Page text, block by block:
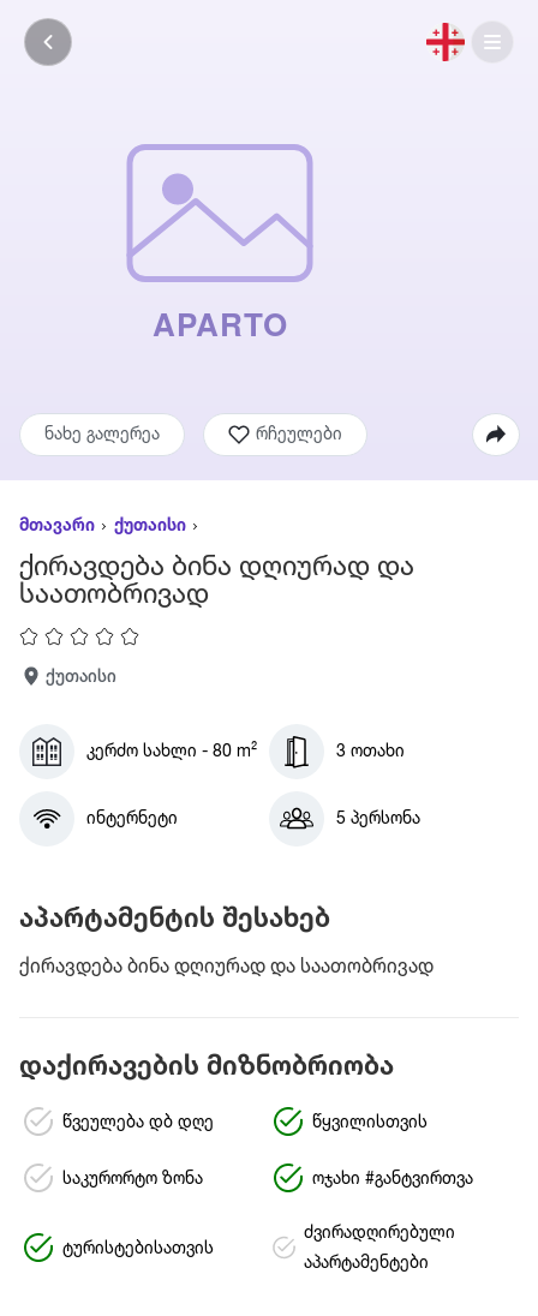
ნახე გალერეა რჩეულები
მთავარი ქუთაისი
ქირავდება ბინა დღიურად და
საათობრივად
ქუთაისი
კერძო სახლი - 80 m² 3 ოთახი
ინტერნეტი 5 პერსონა
აპარტამენტის შესახებ
ქირავდება ბინა დღიურად და საათობრივად
დაქირავების მიზნობრიობა
წვეულება დბ დღე წყვილისთვის
საკურორტო ზონა ოჯახი #განტვირთვა
ტურისტებისათვის
ძვირადღირებული
აპარტამენტები